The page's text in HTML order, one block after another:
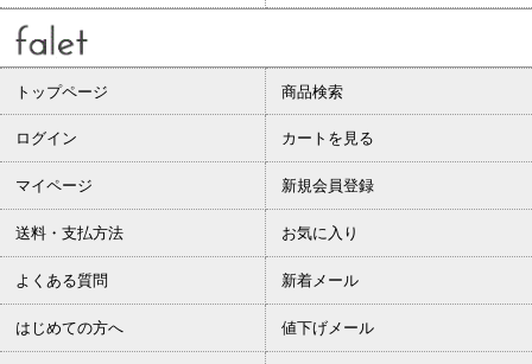
トップページ 商品検索
ログイン カートを見る
マイページ 新規会員登録
送料・支払方法 お気に入り
よくある質問 新着メール
はじめての方へ 値下げメール